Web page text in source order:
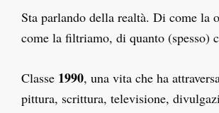
Sta parlando della realtà. Di come la
come la filtriamo, di quanto (spesso)
Classe 1990, una vita che ha
pittura, scrittura, televisione,